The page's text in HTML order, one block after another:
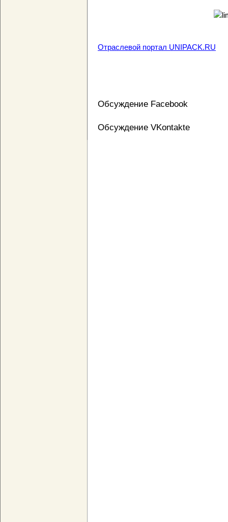
Отраслевой портал UNIPACK.RU
Обсуждение Facebook
Обсуждение VKontakte